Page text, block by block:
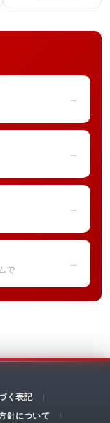
→
→
→
で
→
く表記
針について